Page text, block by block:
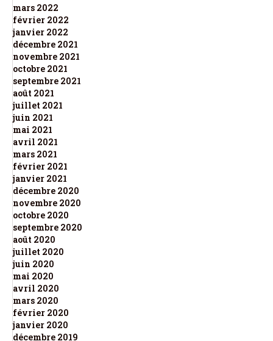
mars 2022
février 2022
janvier 2022
décembre 2021
novembre 2021
octobre 2021
septembre 2021
août 2021
juillet 2021
juin 2021
mai 2021
avril 2021
mars 2021
février 2021
janvier 2021
décembre 2020
novembre 2020
octobre 2020
septembre 2020
août 2020
juillet 2020
juin 2020
mai 2020
avril 2020
mars 2020
février 2020
janvier 2020
décembre 2019